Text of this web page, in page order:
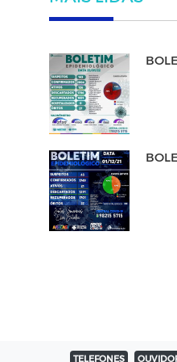
TELEFONES